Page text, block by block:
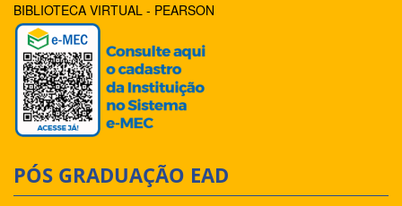
BIBLIOTECA VIRTUAL - PEARSON
PÓS GRADUAÇÃO EAD